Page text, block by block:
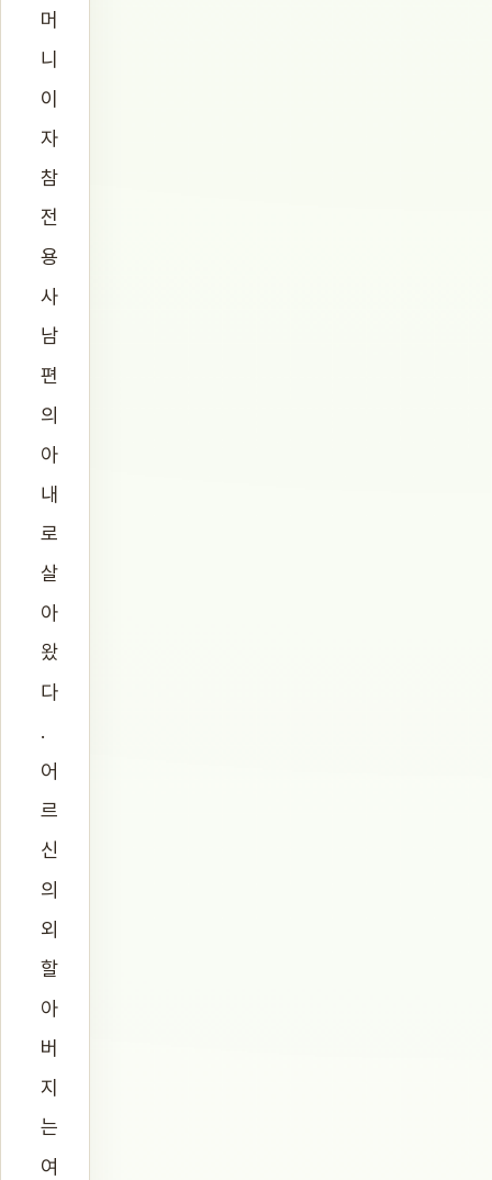
머
니
이
자
참
전
용
사
남
편
의
아
내
로
살
아
왔
다
.
어
르
신
의
외
할
아
버
지
는
여